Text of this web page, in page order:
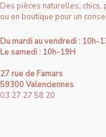
Des pièces naturelles,
ou en boutique pour un
Du mardi au vendredi : 10h-
Le samedi : 10h-19H
27 rue de Famars
59300 Valenciennes
03 27 27 58 20